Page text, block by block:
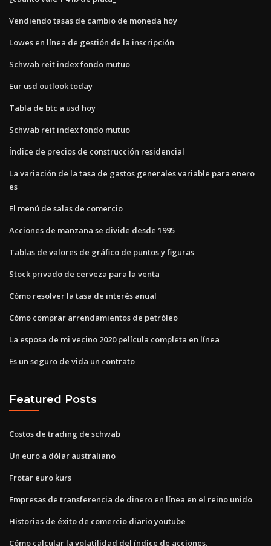
Vendiendo tasas de cambio de moneda hoy
Lowes en línea de gestión de la inscripción
Schwab reit index fondo mutuo
Eur usd outlook today
Tabla de btc a usd hoy
Schwab reit index fondo mutuo
Índice de precios de construcción residencial
La variación de la tasa de gastos generales variable para enero
es
El menú de salas de comercio
Acciones de manzana se divide desde 1995
Tablas de valores de gráfico de puntos y figuras
Stock privado de cerveza para la venta
Cómo resolver la tasa de interés anual
Cómo comprar arrendamientos de petróleo
La esposa de mi vecino 2020 película completa en línea
Es un seguro de vida un contrato
Featured Posts
Costos de trading de schwab
Un euro a dólar australiano
Frotar euro kurs
Empresas de transferencia de dinero en línea en el reino unido
Historias de éxito de comercio diario youtube
Cómo calcular la volatilidad del índice de acciones.